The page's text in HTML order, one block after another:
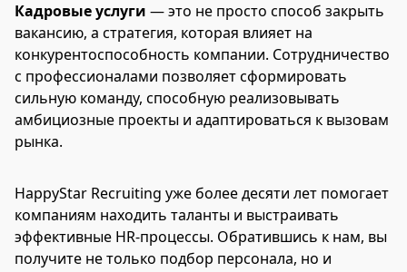
Кадровые услуги — это не просто способ закрыть
вакансию, а стратегия, которая влияет на
конкурентоспособность компании. Сотрудничество
с профессионалами позволяет сформировать
сильную команду, способную реализовывать
амбициозные проекты и адаптироваться к вызовам
рынка.
HappyStar Recruiting уже более десяти лет помогает
компаниям находить таланты и выстраивать
эффективные HR-процессы. Обратившись к нам, вы
получите не только подбор персонала, но и